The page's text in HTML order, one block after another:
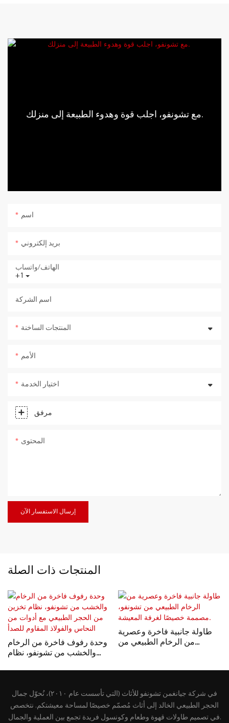
مع تشونفو، اجلب قوة وهدوء الطبيعة إلى منزلك.
اسم
بريد إلكتروني
+1
الهاتف/واتساب
اسم الشركة
المنتجات الساخنة
الأمم
اختيار الخدمة
مرفق
المحتوى
إرسال الاستفسار الآن
المنتجات ذات الصلة
وحدة رفوف فاخرة من الرخام
والخشب من تشونفو، نظام
طاولة جانبية فاخرة وعصرية
من الرخام الطبيعي من
في شركة جيانغمن تشونفو للأثاث (التي تأسست عام ٢٠١٠)، نُحوّل جمال
الحجر الطبيعي الخالد إلى أثاث مُصمّم خصيصًا لمساحة معيشتكم. نتخصص
في تصميم طاولات قهوة وطعام وكونسول فريدة تجمع بين العملية والجمال.